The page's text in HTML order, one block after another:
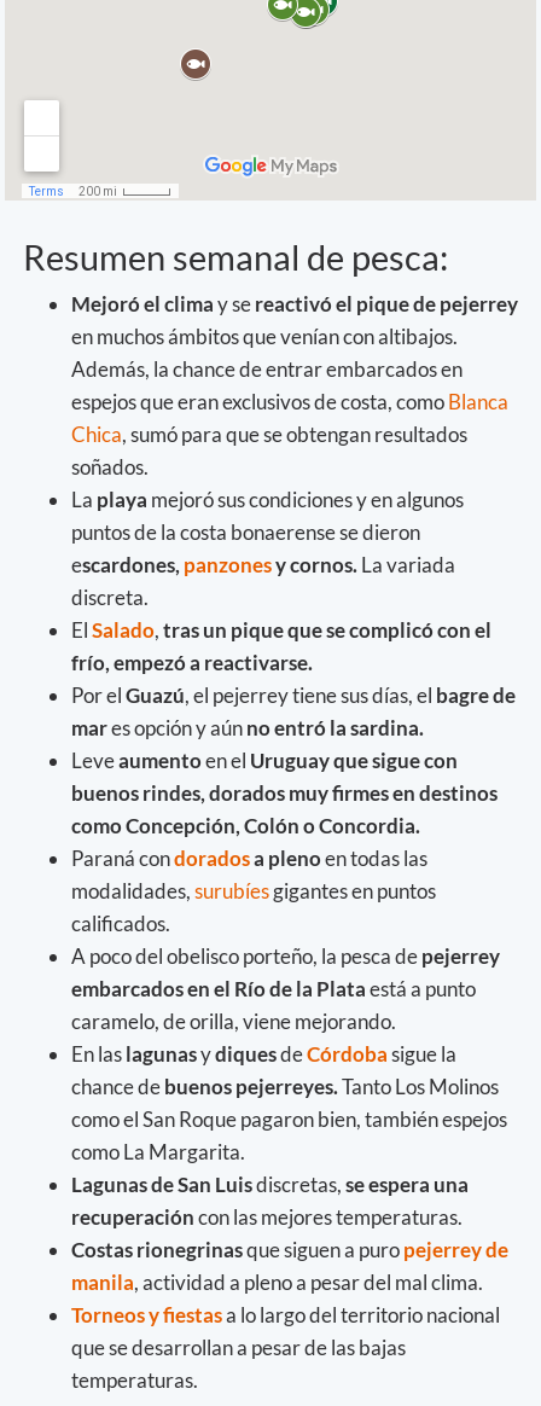
Resumen semanal de pesca:
Mejoró el climay sereactivó el pique de pejerrey
en muchos ámbitos que venían con altibajos.
Además, la chance de entrar embarcados en
espejos que eran exclusivos de costa, comoBlanca
Chica, sumó para que se obtengan resultados
soñados.
La playa mejoró sus condiciones y en algunos
puntos de la costa bonaerense se dieron
escardones, panzonesy cornos.La variada
discreta.
ElSalado,tras un pique que se complicó con el
frío, empezó a reactivarse.
Por elGuazú, el pejerrey tiene sus días, el bagre de
mares opción y aúnno entró la sardina.
Leveaumentoen el Uruguay que sigue con
buenos rindes, dorados muy firmes en destinos
como Concepción, Colón o Concordia.
Paraná condoradosa plenoen todas las
modalidades,surubíesgigantes en puntos
calificados.
A poco del obelisco porteño, la pesca depejerrey
embarcados en el Río de la Plataestá a punto
caramelo, de orilla, viene mejorando.
En laslagunasydiquesdeCórdobasigue la
chance debuenos pejerreyes.Tanto Los Molinos
como el San Roque pagaron bien, también espejos
como La Margarita.
Lagunas de San Luisdiscretas,se espera una
recuperacióncon las mejores temperaturas.
Costas rionegrinasque siguen a puropejerrey de
manila, actividad a pleno a pesar del mal clima.
Torneos y fiestasa lo largo del territorio nacional
que se desarrollan a pesar de las bajas
temperaturas.